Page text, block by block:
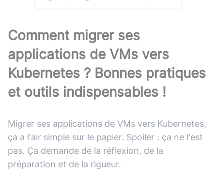
Comment migrer ses
applications de VMs vers
Kubernetes ? Bonnes pratiques
et outils indispensables !
Migrer ses applications de VMs vers Kubernetes,
ça a l'air simple sur le papier. Spoiler : ça ne l'est
pas. Ça demande de la réflexion, de la
préparation et de la rigueur.